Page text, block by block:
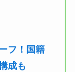
フ！国籍
成も